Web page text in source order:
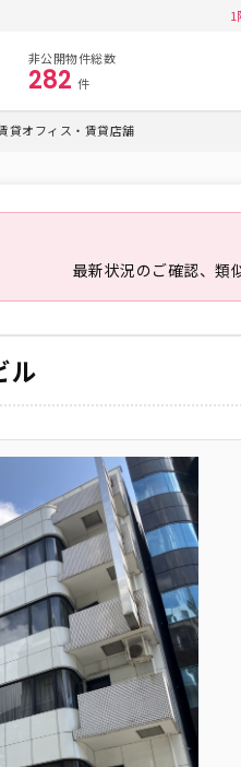
1
非公開物件総数
282 件
貸オフィス・賃貸店舗
最新状況のご確認、類
ル